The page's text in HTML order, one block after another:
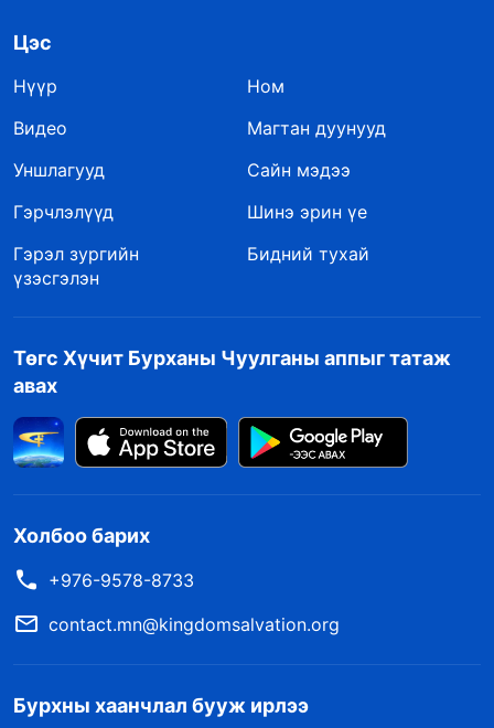
Цэс
Нүүр
Ном
Видео
Магтан дуунууд
Уншлагууд
Сайн мэдээ
Гэрчлэлүүд
Шинэ эрин үе
Гэрэл зургийн
үзэсгэлэн
Бидний тухай
Төгс Хүчит Бурханы Чуулганы аппыг татаж
авах
Холбоо барих
+976-9578-8733
contact.mn@kingdomsalvation.org
Бурхны хаанчлал бууж ирлээ